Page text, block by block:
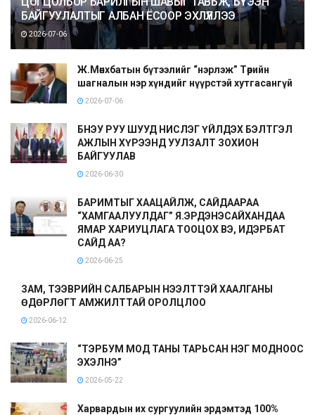
БАЙГУУЛАЛТЫГ АЛБАН ЁСООР ЭХЛҮҮЛЛЭЭ
2026-07-06
Ж.Мөнхбатын бүтээлийг “нэрлэж” Төрийн
шагналын нэр хүндийг нүүрстэй хутгасангүй
2026-07-06
БНЭУ РУУ ШУУД НИСЛЭГ ҮЙЛДЭХ БЭЛТГЭЛ
АЖЛЫН ХҮРЭЭНД УУЛЗАЛТ ЗОХИОН
БАЙГУУЛАВ
2026-06-30
БАРИМТЫГ ХААЦАЙЛЖ, САЙДААРАА
“ХАМГААЛУУЛДАГ” Я.ЭРДЭНЭСАЙХАНДАА
ЯМАР ХАРИУЦЛАГА ТООЦОХ ВЭ, ИДЭРБАТ
САЙД АА?
2026-06-25
ЗАМ, ТЭЭВРИЙН САЛБАРЫН НЭЭЛТТЭЙ ХААЛГАНЫ
ӨДӨРЛӨГТ АМЖИЛТТАЙ ОРОЛЦЛОО
2026-06-12
“ТЭРБУМ МОД ТАНЫ ТАРЬСАН НЭГ МОДНООС
ЭХЭЛНЭ”
2026-05-22
Харвардын их сургуулийн эрдэмтэд 100%